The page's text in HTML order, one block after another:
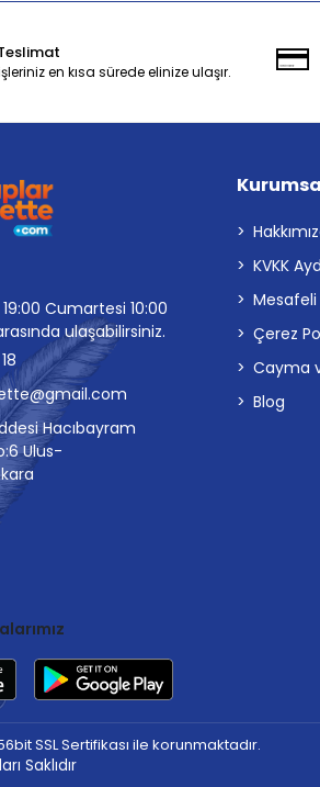
Teslimat
en kısa sürede elinize ulaşır.
Cumartesi 10:00
ulaşabilirsiniz.
Hacıbayram
Ulus-
KVKK
Mesafeli
Çerez
Cayma
Blog
SSL Sertifikası ile korunmaktadır.
Saklıdır